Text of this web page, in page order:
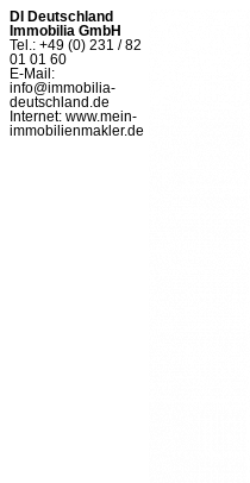
DI Deutschland
Immobilia GmbH
Tel.: +49 (0) 231 / 82
01 01 60
E-Mail:
info@immobilia-
deutschland.de
Internet: www.mein-
immobilienmakler.de